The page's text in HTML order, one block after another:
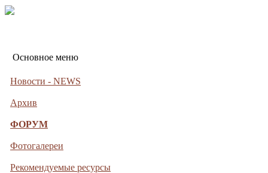
Основное меню
Новости - NEWS
Архив
ФОРУМ
Фотогалереи
Рекомендуемые ресурсы